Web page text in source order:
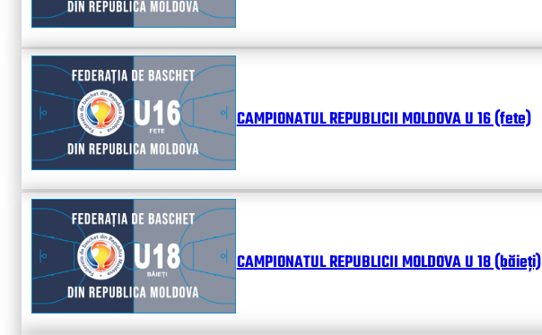
CAMPIONATUL REPUBLICII MOLDOVA U 16 (fete)
CAMPIONATUL REPUBLICII MOLDOVA U 18 (băieți)